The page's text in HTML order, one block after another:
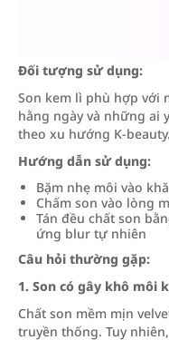
Đối tượng sử dụng:
Son kem lì phù hợp với
hằng ngày và những ai
theo xu hướng K-beauty.
Hướng dẫn sử dụng:
Bặm nhẹ môi vào
Chấm son vào lòng
Tán đều chất son
ứng blur tự nhiên
Câu hỏi thường gặp:
1. Son có gây khô môi
Chất son mềm mịn
truyền thống. Tuy